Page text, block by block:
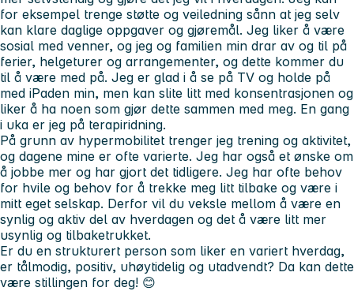
for eksempel trenge støtte og veiledning sånn at jeg selv
kan klare daglige oppgaver og gjøremål. Jeg liker å være
sosial med venner, og jeg og familien min drar av og til på
ferier, helgeturer og arrangementer, og dette kommer du
til å være med på. Jeg er glad i å se på TV og holde på
med iPaden min, men kan slite litt med konsentrasjonen og
liker å ha noen som gjør dette sammen med meg. En gang
i uka er jeg på terapiridning.
På grunn av hypermobilitet trenger jeg trening og aktivitet,
og dagene mine er ofte varierte. Jeg har også et ønske om
å jobbe mer og har gjort det tidligere. Jeg har ofte behov
for hvile og behov for å trekke meg litt tilbake og være i
mitt eget selskap. Derfor vil du veksle mellom å være en
synlig og aktiv del av hverdagen og det å være litt mer
usynlig og tilbaketrukket.
Er du en strukturert person som liker en variert hverdag,
er tålmodig, positiv, uhøytidelig og utadvendt? Da kan dette
være stillingen for deg! 😊